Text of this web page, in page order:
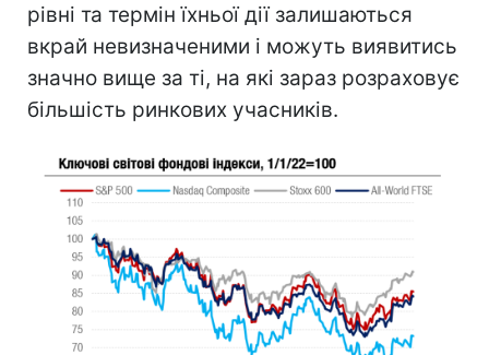
рівні та термін їхньої дії залишаються
вкрай невизначеними і можуть виявитись
значно вище за ті, на які зараз розраховує
більшість ринкових учасників.